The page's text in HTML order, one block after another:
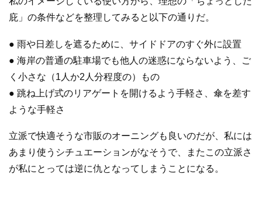
庇」の条件などを整理してみると以下の通りだ。
● 雨や日差しを遮るために、サイドドアのすぐ外に設置
● 海岸の普通の駐車場でも他人の迷惑にならないよう、ご
く小さな（1人か2人分程度の）もの
● 跳ね上げ式のリアゲートを開けるよう手軽さ、傘を差す
ような手軽さ
立派で快適そうな市販のオーニングも良いのだが、私には
あまり使うシチュエーションがなそうで、またこの立派さ
が私にとっては逆に仇となってしまうことになる。